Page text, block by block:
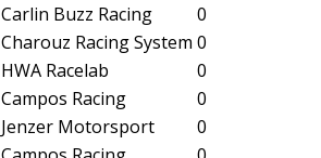
Carlin Buzz Racing
0
Charouz Racing System 0
HWA Racelab
0
Campos Racing
0
Jenzer Motorsport
0